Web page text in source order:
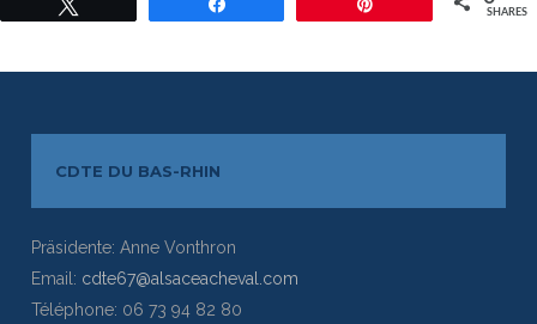
SHARES
CDTE DU BAS-RHIN
Präsidente: Anne Vonthron
Email: cdte67@alsaceacheval.com
Téléphone: 06 73 94 82 80